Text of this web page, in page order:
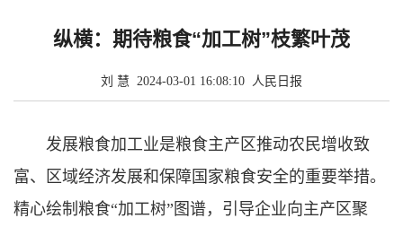
纵横：期待粮食“加工树”枝繁叶茂
刘 慧 2024-03-01 16:08:10 人民日报
发展粮食加工业是粮食主产区推动农民增收致
富、区域经济发展和保障国家粮食安全的重要举措。
精心绘制粮食“加工树”图谱，引导企业向主产区聚